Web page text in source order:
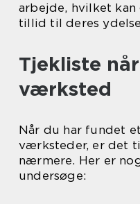
arbejde, hvilket
tillid til deres
Tjekliste
værksted
Når du har fundet
værksteder, er det
nærmere. Her er
undersøge: